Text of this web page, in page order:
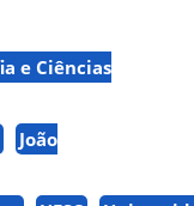
e Ciências
João